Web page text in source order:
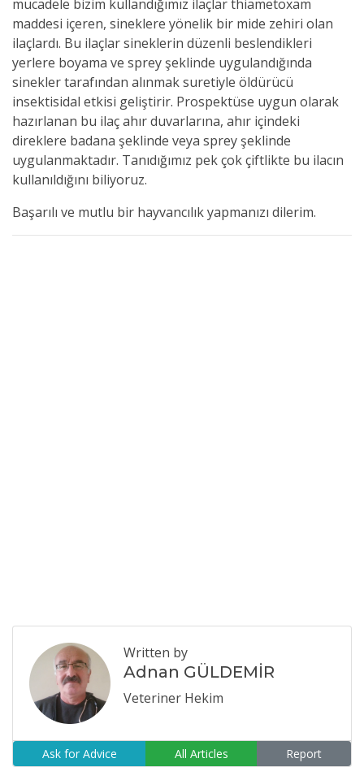
mücadele bizim kullandığımız ilaçlar thiametoxam
maddesi içeren, sineklere yönelik bir mide zehiri olan
ilaçlardı. Bu ilaçlar sineklerin düzenli beslendikleri
yerlere boyama ve sprey şeklinde uygulandığında
sinekler tarafından alınmak suretiyle öldürücü
insektisidal etkisi geliştirir. Prospektüse uygun olarak
hazırlanan bu ilaç ahır duvarlarına, ahır içindeki
direklere badana şeklinde veya sprey şeklinde
uygulanmaktadır. Tanıdığımız pek çok çiftlikte bu ilacın
kullanıldığını biliyoruz.
Başarılı ve mutlu bir hayvancılık yapmanızı dilerim.
Written by
Adnan GÜLDEMİR
Veteriner Hekim
Ask for Advice All Articles Report